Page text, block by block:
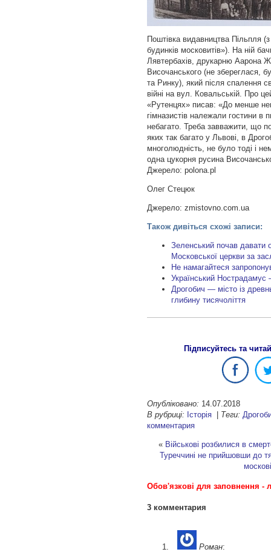
Поштівка видавництва Пільпля
будинків московитів»). На ній
Лявтербахів, друкарню Аарона
Височанського (не збереглася,
та Ринку), який після спалення
війні на вул. Ковальській. Про
«Рутенцях» писав: «До менше
гімназистів належали гостини в
небагато. Треба завважити, що
яких так багато у Львові, в
многолюдність, не було тоді і
одна цукорня русина
Джерело: polona.pl
Олег Стецюк
Джерело: zmistovno.com.ua
Також дивіться схожі записи:
Зеленський почав давати
Московської церкви за
Не намагайтеся
Український
Дрогобич — місто із
глибину тисячоліття
Підписуйтесь та
Опубліковано: 14.07.2018
В рубриці: Історія| Теги:
комментария
« Військові розбилися в
Туреччині не прийшовши до
Обов'язкові для заповнення -
3 комментария
Роман: